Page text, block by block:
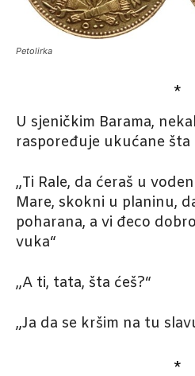
Petolirka
*
U sjeničkim Barama,
raspoređuje ukućane šta
„Ti Rale, da ćeraš u
Mare, skokni u planinu,
poharana, a vi đeco
vuka“
„A ti, tata, šta ćeš?“
„Ja da se kršim na tu
*